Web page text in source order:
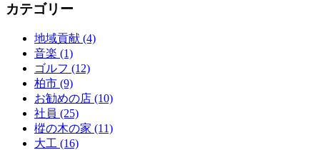
カテゴリー
地域貢献 (4)
音楽 (1)
ゴルフ (12)
柏市 (9)
お勧めの店 (10)
社員 (25)
樅の木の家 (11)
大工 (16)